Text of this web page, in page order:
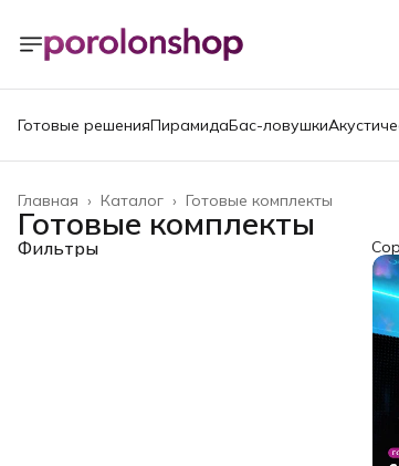
Готовые решенияПирамидаБас-ловушки
Готовые комплекты
Каталог ›
Главная ›
Готовые комплекты
Фильтры